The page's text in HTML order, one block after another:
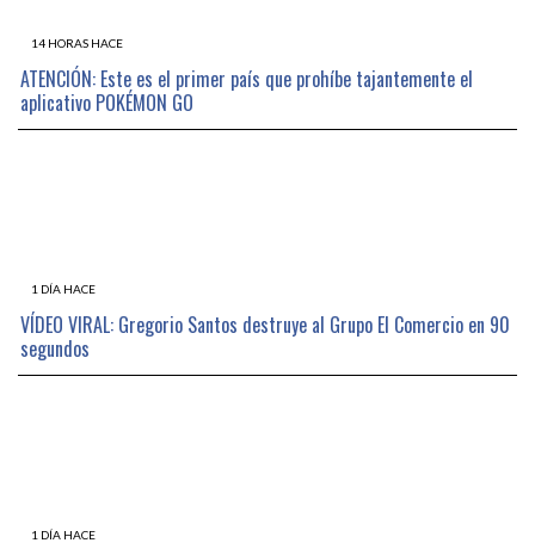
14 HORAS HACE
ATENCIÓN: Este es el primer país que prohíbe tajantemente el
aplicativo POKÉMON GO
1 DÍA HACE
VÍDEO VIRAL: Gregorio Santos destruye al Grupo El Comercio en 90
segundos
1 DÍA HACE